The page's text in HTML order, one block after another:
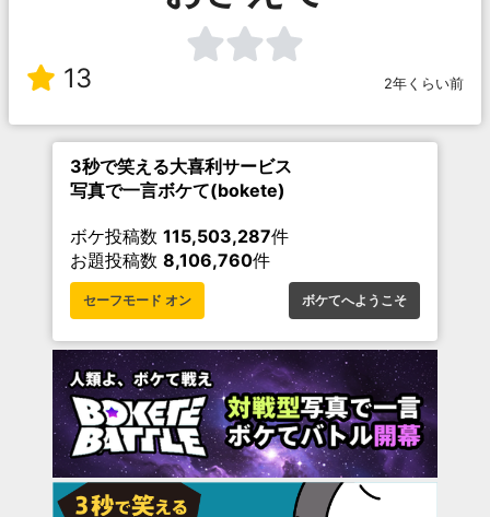
13 2年くらい前
3秒で笑える大喜利サービス
写真で一言ボケて(bokete)
ボケ投稿数 115,503,287件
お題投稿数 8,106,760件
セーフモード オン ボケてへようこそ